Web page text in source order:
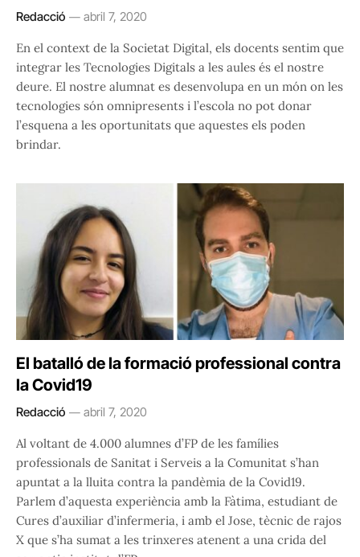
Redacció abril 7, 2020
En el context de la Societat Digital, els docents sentim que
integrar les Tecnologies Digitals a les aules és el nostre
deure. El nostre alumnat es desenvolupa en un món on les
tecnologies són omnipresents i l’escola no pot donar
l’esquena a les oportunitats que aquestes els poden
brindar.
El batalló de la formació professional contra
la Covid19
Redacció abril 7, 2020
Al voltant de 4.000 alumnes d’FP de les famílies
professionals de Sanitat i Serveis a la Comunitat s’han
apuntat a la lluita contra la pandèmia de la Covid19.
Parlem d’aquesta experiència amb la Fàtima, estudiant de
Cures d’auxiliar d’infermeria, i amb el Jose, tècnic de rajos
X que s’ha sumat a les trinxeres atenent a una crida del